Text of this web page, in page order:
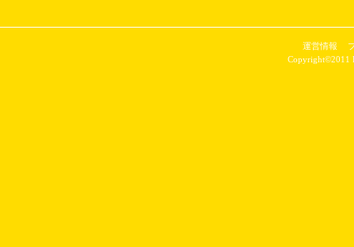
運営情報
Copyright©2011